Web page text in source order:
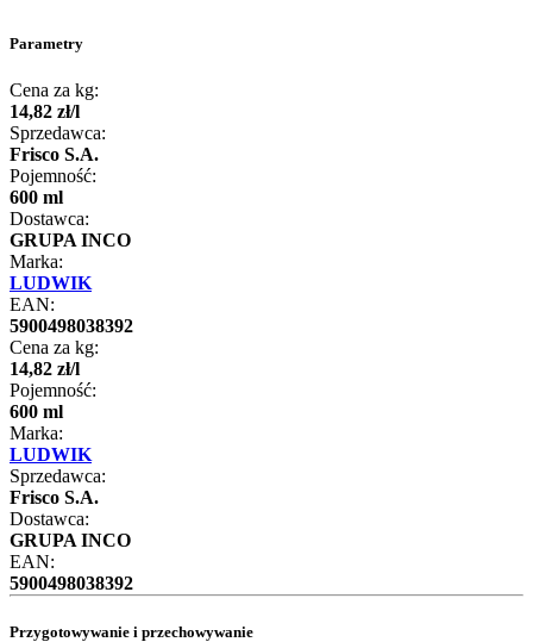
Parametry
Cena za kg:
14,82 zł/l
Sprzedawca:
Frisco S.A.
Pojemność:
600 ml
Dostawca:
GRUPA INCO
Marka:
LUDWIK
EAN:
5900498038392
Cena za kg:
14,82 zł/l
Pojemność:
600 ml
Marka:
LUDWIK
Sprzedawca:
Frisco S.A.
Dostawca:
GRUPA INCO
EAN:
5900498038392
Przygotowywanie i przechowywanie